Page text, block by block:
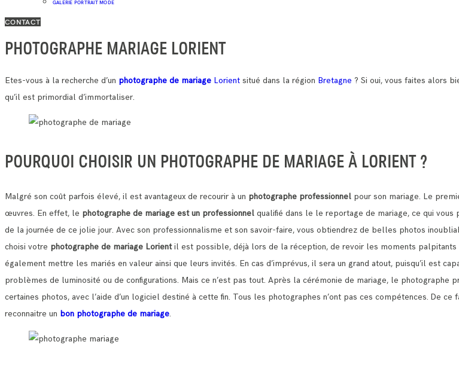
GALERIE PORTRAIT MODE
CONTACT
PHOTOGRAPHE MARIAGE LORIENT
Etes-vous à la recherche d’un photographe de mariage Lorient situé dans la région Bretagne ? Si oui, vous faites alors
qu’il est primordial d’immortaliser.
POURQUOI CHOISIR UN PHOTOGRAPHE DE MARIAGE À LORIENT ?
Malgré son coût parfois élevé, il est avantageux de recourir à un photographe professionnel pour son mariage. Le
œuvres. En effet, le photographe de mariage est un professionnel qualifié dans le le reportage de mariage, ce qui
de la journée de ce jolie jour. Avec son professionnalisme et son savoir-faire, vous obtiendrez de belles photos
choisi votre photographe de mariage Lorientil est possible, déjà lors de la réception, de revoir les moments palpitants
également mettre les mariés en valeur ainsi que leurs invités. En cas d’imprévus, il sera un grand atout, puisqu’il est
problèmes de luminosité ou de configurations. Mais ce n’est pas tout. Après la cérémonie de mariage, le photographe
certaines photos, avec l’aide d’un logiciel destiné à cette fin. Tous les photographes n’ont pas ces compétences. De ce
reconnaitre un bon photographe de mariage.